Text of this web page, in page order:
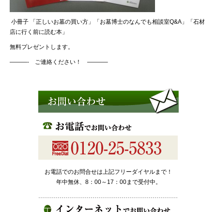
小冊子 「正しいお墓の買い方」「お墓博士のなんでも相談室Q&A」「石材
店に行く前に読む本」
無料プレゼントします。
———- ご連絡ください！ ———–
お電話でのお問合せは上記フリーダイヤルまで！
年中無休、8：00～17：00まで受付中。